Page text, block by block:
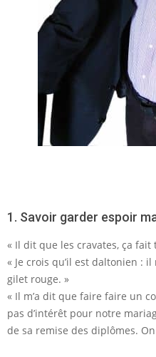
1. Savoir garder espoir
« Il dit que les cravates, ça fait
« Je crois qu’il est daltonien :
gilet rouge. »
« Il m’a dit que faire faire un
pas d’intérêt pour notre
de sa remise des diplômes.